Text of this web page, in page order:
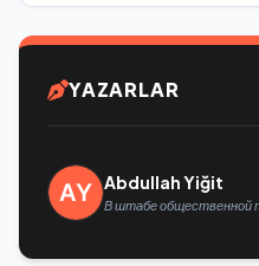
YAZARLAR
Abdullah Yiğit
В штабе общественной